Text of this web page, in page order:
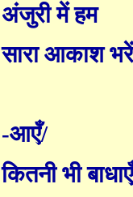
अंजुरी में हम
सारा आकाश
-आएँ/
कितनी भी